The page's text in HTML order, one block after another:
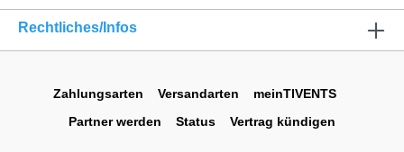
Rechtliches/Infos
Zahlungsarten Versandarten
meinTIVENTS
Partner werden
Status Vertrag kündigen